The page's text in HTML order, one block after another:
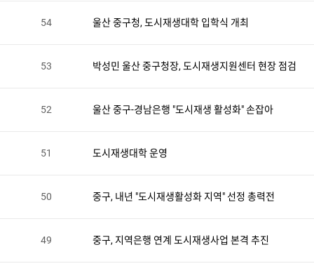
54 울산 중구청, 도시재생대학 입학식 개최
53 박성민 울산 중구청장, 도시재생지원센터 현장 점검
52 울산 중구-경남은행 "도시재생 활성화" 손잡아
51 도시재생대학 운영
50 중구, 내년 "도시재생활성화 지역" 선정 총력전
49 중구, 지역은행 연계 도시재생사업 본격 추진